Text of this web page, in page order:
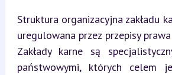
Struktura organizacyjna zakładu
uregulowana przez przepisy
Zakłady karne są
państwowymi, których celem